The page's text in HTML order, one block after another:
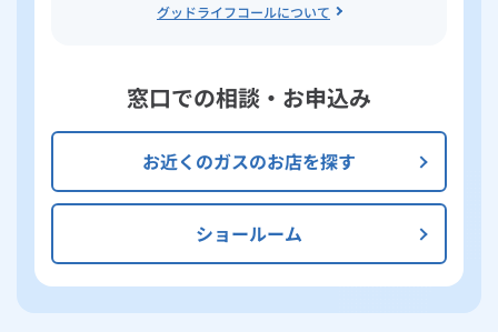
グッドライフコールについて
窓口での相談・お申込み
お近くのガスのお店を探す
ショールーム